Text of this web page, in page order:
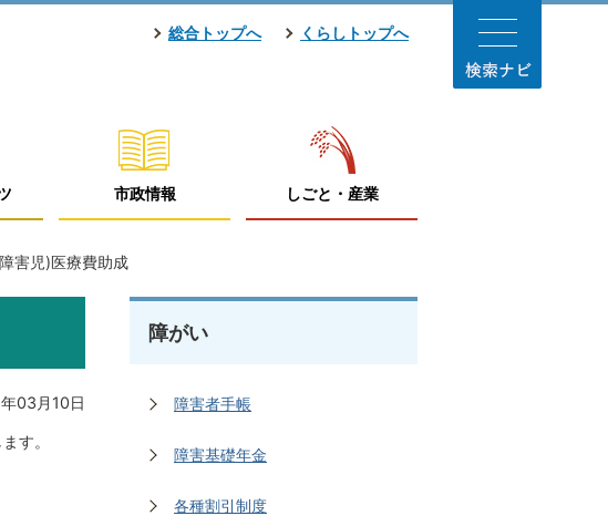
総合トップへ くらしトップへ
市政情報 しごと・産業
害児)医療費助成
03月10日
す。
障がい
障害者手帳
障害基礎年金
各種割引制度